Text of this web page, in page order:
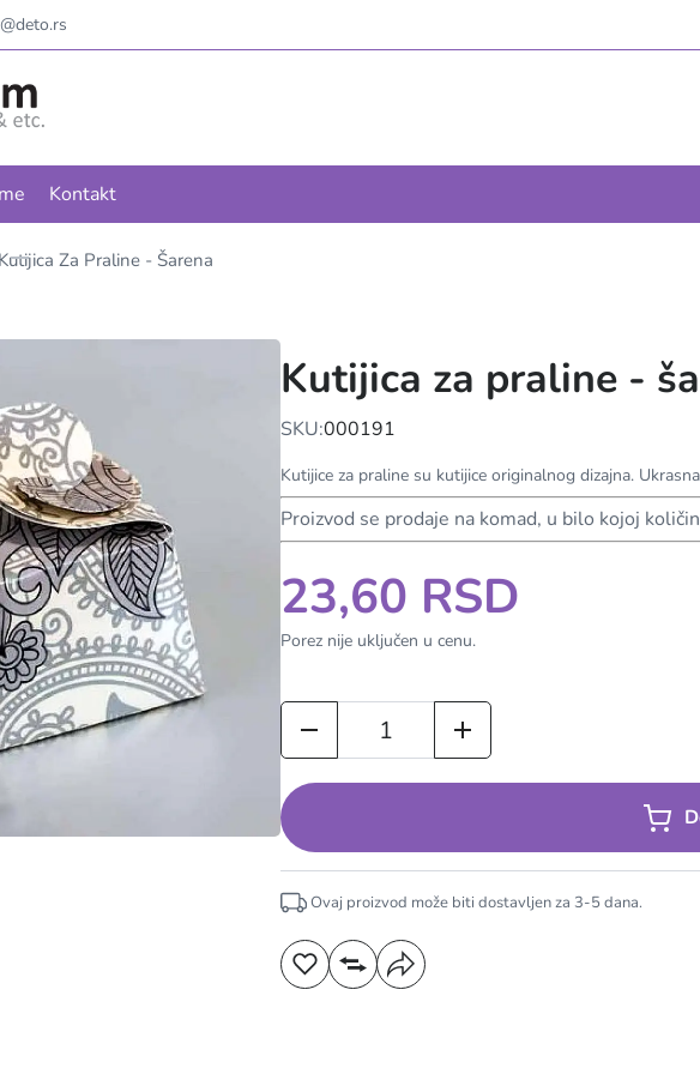
Kontakt
Kutijica Za Praline - Šarena
Kutijica za praline -
SKU:000191
Kutijice za praline su kutijice originalnog dizajna.
Proizvod se prodaje na komad, u bilo kojoj
23,60 RSD
Porez nije uključen u cenu.
Ovaj proizvod može biti dostavljen za 3-5dana.